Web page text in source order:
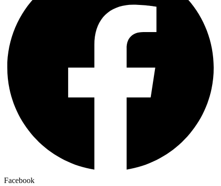
Facebook